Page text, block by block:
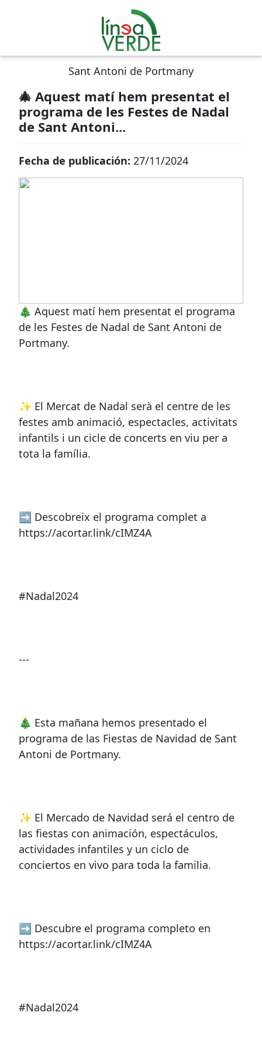
Sant Antoni de Portmany
🎄 Aquest matí hem presentat el
programa de les Festes de Nadal
de Sant Antoni...
Fecha de publicación: 27/11/2024
🎄 Aquest matí hem presentat el programa
de les Festes de Nadal de Sant Antoni de
Portmany.
✨ El Mercat de Nadal serà el centre de les
festes amb animació, espectacles, activitats
infantils i un cicle de concerts en viu per a
tota la família.
➡ Descobreix el programa complet a
https://acortar.link/cIMZ4A
#Nadal2024
---
🎄 Esta mañana hemos presentado el
programa de las Fiestas de Navidad de Sant
Antoni de Portmany.
✨ El Mercado de Navidad será el centro de
las fiestas con animación, espectáculos,
actividades infantiles y un ciclo de
conciertos en vivo para toda la familia.
➡ Descubre el programa completo en
https://acortar.link/cIMZ4A
#Nadal2024